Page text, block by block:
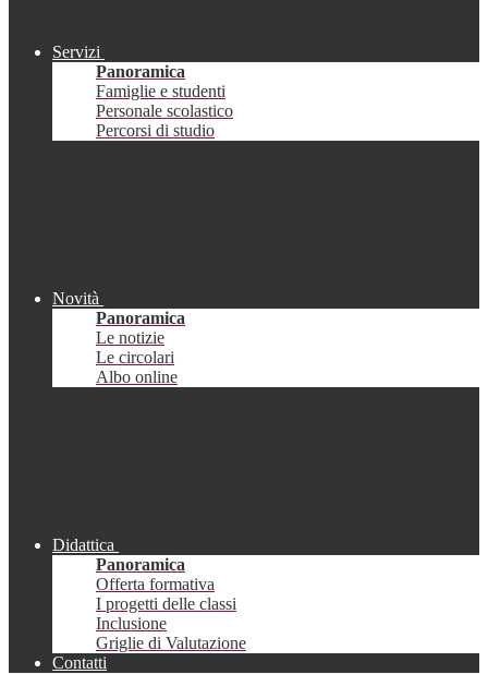
Servizi
Panoramica
Famiglie e studenti
Personale scolastico
Percorsi di studio
Novità
Panoramica
Le notizie
Le circolari
Albo online
Didattica
Panoramica
Offerta formativa
I progetti delle classi
Inclusione
Griglie di Valutazione
Contatti